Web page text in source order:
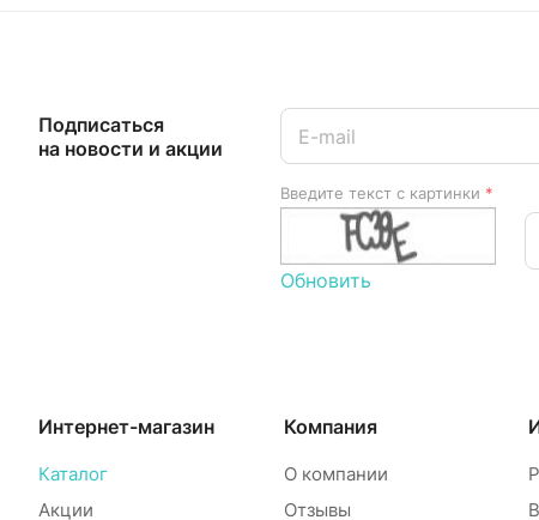
Подписаться
на новости и акции
Введите текст с картинки *
Обновить
Интернет-магазин
Каталог
Акции
Компания
О компании
Отзывы